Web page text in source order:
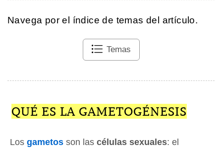
Navega por el índice de temas del artículo.
Temas
QUÉ ES LA GAMETOGÉNESIS
Los gametos son las células sexuales: el